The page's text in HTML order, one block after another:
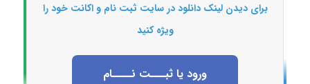
برای دیدن لینک دانلود در سایت ثبت نام و اکانت خود را
ویژه کنید
ورود یا ثبـــت نــــام